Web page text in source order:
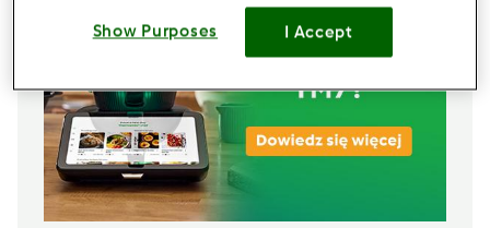
Show Purposes I Accept